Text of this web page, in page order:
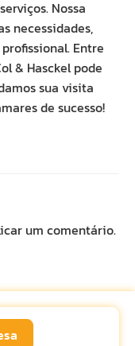
Nossa
necessidades,
Entre
& Hasckel pode
sua visita
de sucesso!
um comentário.